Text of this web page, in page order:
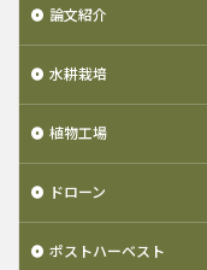
論文紹介
水耕栽培
植物工場
ドローン
ポストハーベスト